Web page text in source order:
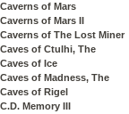
Caverns of Mars
Caverns of Mars II
Caverns of The Lost Miner
Caves of Ctulhi, The
Caves of Ice
Caves of Madness, The
Caves of Rigel
C.D. Memory III